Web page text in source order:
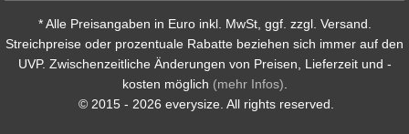
* Alle Preisangaben in Euro inkl. MwSt, ggf. zzgl. Versand.
Streichpreise oder prozentuale Rabatte beziehen sich immer auf den
UVP. Zwischenzeitliche Änderungen von Preisen, Lieferzeit und -
kosten möglich (mehr Infos).
© 2015 - 2026 everysize. All rights reserved.